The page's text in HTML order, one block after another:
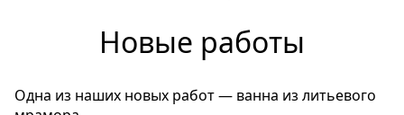
Новые работы
Одна из наших новых работ — ванна из литьевого